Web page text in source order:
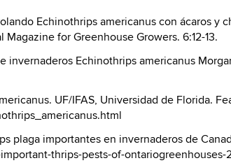
Echinothrips americanus con ácaros
for Greenhouse Growers. 6:12-13.
invernaderos Echinothrips americanus
UF/IFAS, Universidad de Florida.
plaga importantes en invernaderos de
thrips-pests-of-ontariogreenhouses-